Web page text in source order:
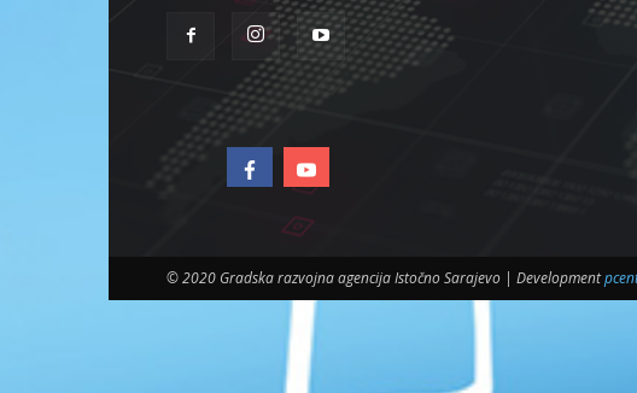
© 2020 Gradska razvojna agencija Istočno Sarajevo | Development